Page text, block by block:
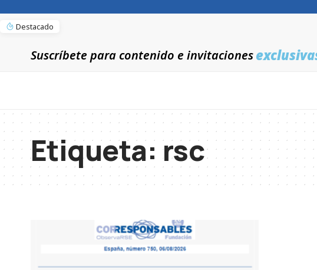
Destacado
Suscríbete para contenido e invitaciones
Etiqueta: rsc